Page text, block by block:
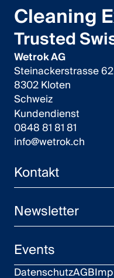
Cleaning
Trusted
Wetrok AG
Steinackerstrasse 62
8302 Kloten
Schweiz
Kundendienst
0848 81 81 81
info@wetrok.ch
Kontakt
Newsletter
Events
DatenschutzAGB